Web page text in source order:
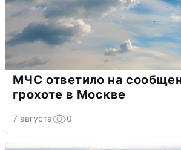
МЧС ответило на
грохоте в Москве
7 августа 0